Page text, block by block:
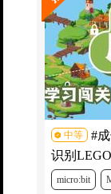
中等
#
识别
micro:bit